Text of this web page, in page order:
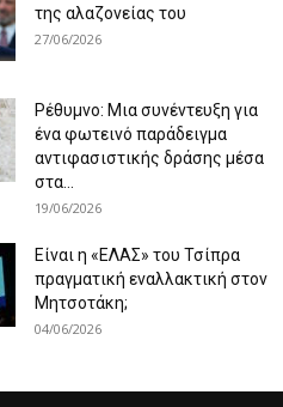
της αλαζονείας του
27/06/2026
Ρέθυμνο: Μια συνέντευξη για
ένα φωτεινό παράδειγμα
αντιφασιστικής δράσης μέσα
στα...
19/06/2026
Είναι η «ΕΛΑΣ» του Τσίπρα
πραγματική εναλλακτική στον
Μητσοτάκη;
04/06/2026